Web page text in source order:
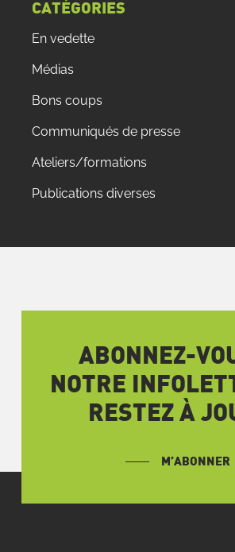
CATÉGORIES
En vedette
Médias
Bons coups
Communiqués de presse
Ateliers/formations
Publications diverses
ABONNEZ-
NOTRE
RESTEZ À
M’ABONNER